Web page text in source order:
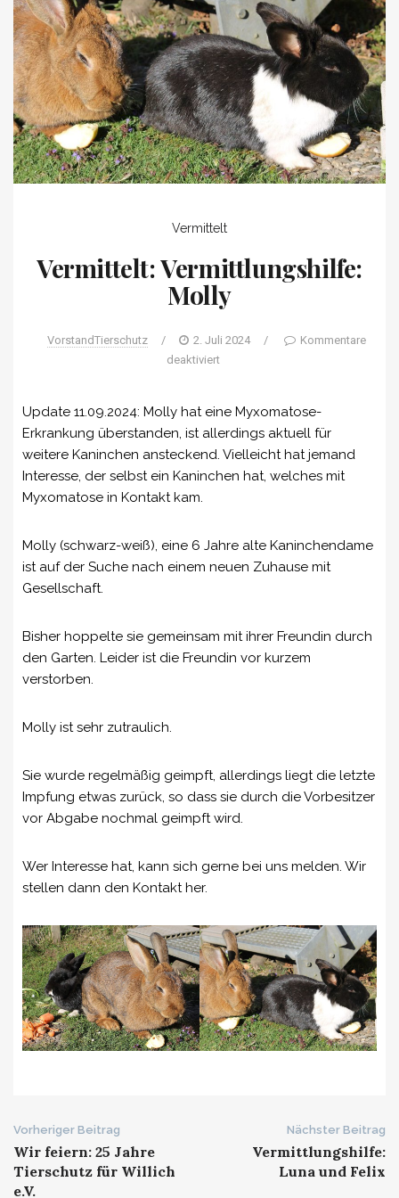
Vermittelt
Vermittelt: Vermittlungshilfe:
Molly
VorstandTierschutz / 2. Juli 2024 /
Kommentare
deaktiviert
Update 11.09.2024: Molly hat eine Myxomatose-
Erkrankung überstanden, ist allerdings aktuell für
weitere Kaninchen ansteckend. Vielleicht hat jemand
Interesse, der selbst ein Kaninchen hat, welches mit
Myxomatose in Kontakt kam.
Molly (schwarz-weiß), eine 6 Jahre alte Kaninchendame
ist auf der Suche nach einem neuen Zuhause mit
Gesellschaft.
Bisher hoppelte sie gemeinsam mit ihrer Freundin durch
den Garten. Leider ist die Freundin vor kurzem
verstorben.
Molly ist sehr zutraulich.
Sie wurde regelmäßig geimpft, allerdings liegt die letzte
Impfung etwas zurück, so dass sie durch die Vorbesitzer
vor Abgabe nochmal geimpft wird.
Wer Interesse hat, kann sich gerne bei uns melden. Wir
stellen dann den Kontakt her.
Beitrags-
Navigation
Vorheriger Beitrag
Wir feiern: 25 Jahre
Tierschutz für Willich
e.V.
Nächster Beitrag
Vermittlungshilfe:
Luna und Felix